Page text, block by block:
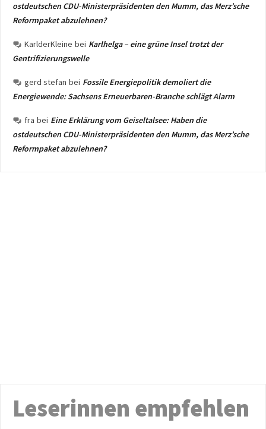
ostdeutschen CDU-Ministerpräsidenten den Mumm, das Merz’sche
Reformpaket abzulehnen?
KarlderKleine bei Karlhelga – eine grüne Insel trotzt der
Gentrifizierungswelle
gerd stefan bei Fossile Energiepolitik demoliert die
Energiewende: Sachsens Erneuerbaren-Branche schlägt Alarm
fra bei Eine Erklärung vom Geiseltalsee: Haben die
ostdeutschen CDU-Ministerpräsidenten den Mumm, das Merz’sche
Reformpaket abzulehnen?
Leserinnen empfehlen